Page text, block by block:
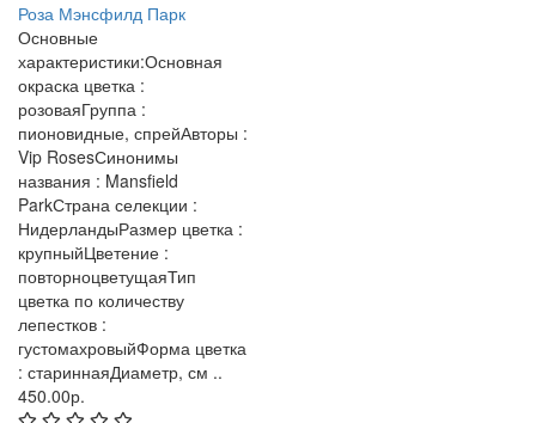
Роза Мэнсфилд Парк
Основные
характеристики:Основная
окраска цветка :
розоваяГруппа :
пионовидные, спрейАвторы :
Vip RosesСинонимы
названия : Mansfield
ParkСтрана селекции :
НидерландыРазмер цветка :
крупныйЦветение :
повторноцветущаяТип
цветка по количеству
лепестков :
густомахровыйФорма цветка
: стариннаяДиаметр, см ..
450.00р.